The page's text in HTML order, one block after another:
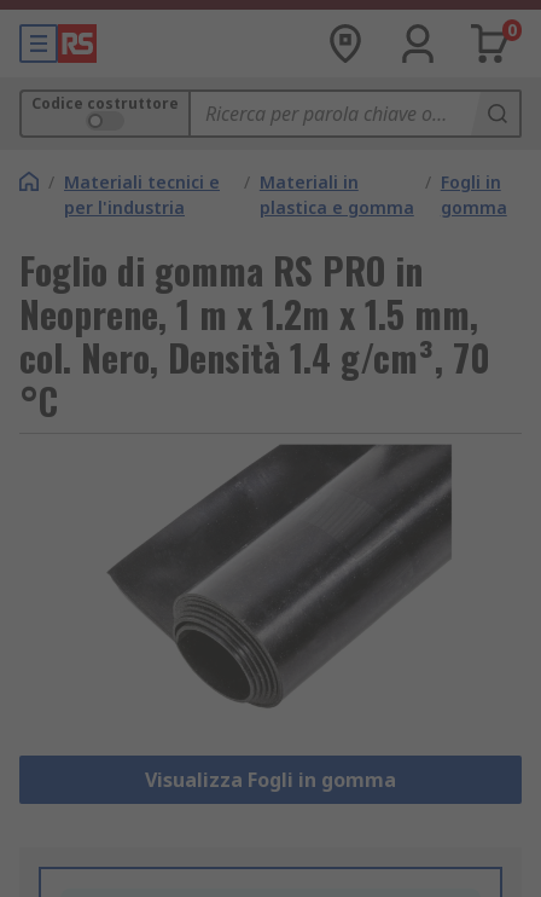
0
Codice costruttore
/ Materiali tecnici e
per l'industria
/ Materiali in
plastica e gomma
/ Fogli in
gomma
Foglio di gomma RS PRO in
Neoprene, 1 m x 1.2m x 1.5 mm,
col. Nero, Densità 1.4 g/cm³, 70
°C
Visualizza Fogli in gomma